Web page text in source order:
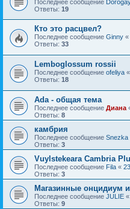
Последнее сообщение
Ответы: 19
Кто это расцвел?
Последнее сообщение Ginny «
Ответы: 33
Lemboglossum rossii
Последнее сообщение ofeliya «
Ответы: 18
Ada - общая тема
Последнее сообщение Диана
Ответы: 8
камбрия
Последнее сообщение Snezka
Ответы: 3
Vuylstekeara Cambria
Последнее сообщение Fila «
Ответы: 3
Магазинные онцидиум
Последнее сообщение JULIE «
Ответы: 9